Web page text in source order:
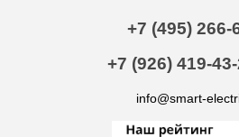
+7 (495) 266-
+7 (926) 419-
info@smart-